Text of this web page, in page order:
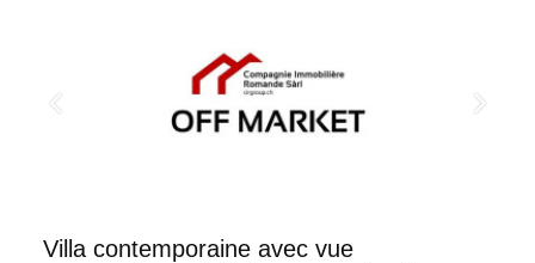
Villa contemporaine avec vue